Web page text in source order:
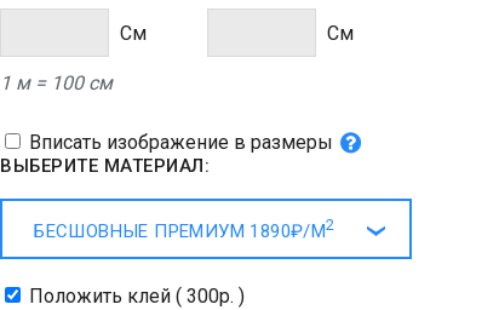
Cм
Cм
1 м = 100 см
Вписать изображение в размеры
ВЫБЕРИТЕ МАТЕРИАЛ:
БЕСШОВНЫЕ ПРЕМИУМ 1890₽/М2
Положить клей ( 300р. )